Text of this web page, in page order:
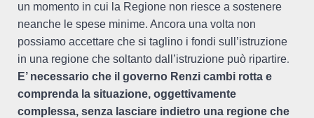
un momento in cui la Regione non riesce a sostenere
neanche le spese minime. Ancora una volta non
possiamo accettare che si taglino i fondi sull’istruzione
in una regione che soltanto dall’istruzione può ripartire.
E’ necessario che il governo Renzi cambi rotta e
comprenda la situazione, oggettivamente
complessa, senza lasciare indietro una regione che